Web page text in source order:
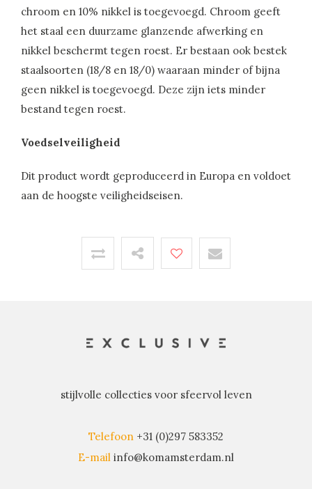
chroom en 10% nikkel is toegevoegd. Chroom geeft
het staal een duurzame glanzende afwerking en
nikkel beschermt tegen roest. Er bestaan ook bestek
staalsoorten (18/8 en 18/0) waaraan minder of bijna
geen nikkel is toegevoegd. Deze zijn iets minder
bestand tegen roest.
Voedselveiligheid
Dit product wordt geproduceerd in Europa en voldoet
aan de hoogste veiligheidseisen.
stijlvolle collecties voor sfeervol leven
Telefoon +31 (0)297 583352
E-mail info@komamsterdam.nl